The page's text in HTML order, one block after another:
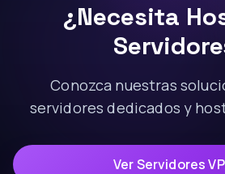
¿Necesita
Conozca nuestras
servidores dedicados y
Ver Servidores